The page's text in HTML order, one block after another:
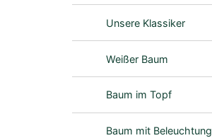
Unsere Klassiker
Weißer Baum
Baum im Topf
Baum mit Beleuchtung